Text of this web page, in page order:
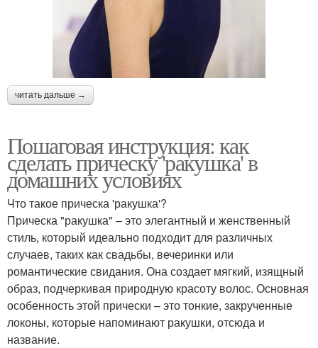
читать дальше →
Пошаговая инструкция: как
сделать прическу 'ракушка' в
домашних условиях
Что такое прическа 'ракушка'?
Прическа "ракушка" – это элегантный и женственный
стиль, который идеально подходит для различных
случаев, таких как свадьбы, вечеринки или
романтические свидания. Она создает мягкий, изящный
образ, подчеркивая природную красоту волос. Основная
особенность этой прически – это тонкие, закрученные
локоны, которые напоминают ракушки, отсюда и
название.